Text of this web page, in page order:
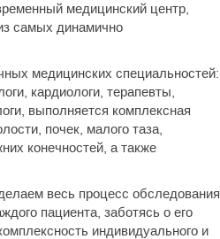
медицинский центр,
самых динамично
медицинских специальностей:
кардиологи, терапевты,
выполняется комплексная
почек, малого таза,
конечностей, а также
весь процесс обследования
пациента, заботясь о его
индивидуального и